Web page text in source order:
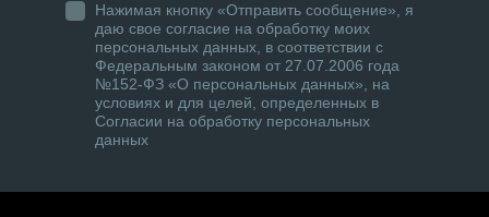
Нажимая кнопку «Отправить сообщение», я
даю свое согласие на обработку моих
персональных данных, в соответствии с
Федеральным законом от 27.07.2006 года
№152-ФЗ «О персональных данных», на
условиях и для целей, определенных в
Согласии на обработку персональных
данных